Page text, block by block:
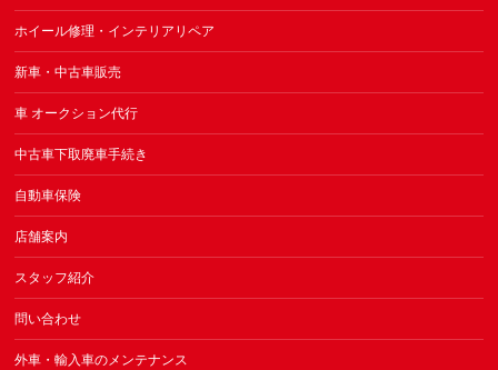
ホイール修理・インテリアリペア
新車・中古車販売
車 オークション代行
中古車下取廃車手続き
自動車保険
店舗案内
スタッフ紹介
問い合わせ
外車・輸入車のメンテナンス